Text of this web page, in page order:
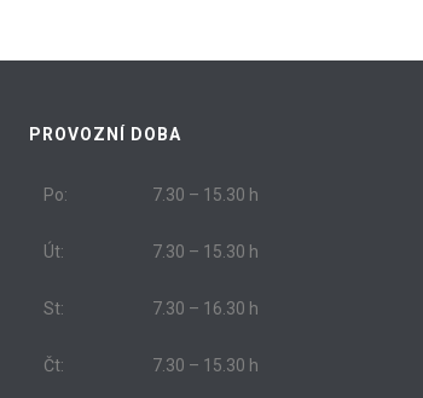
PROVOZNÍ DOBA
Po: 7.30 – 15.30 h
Út: 7.30 – 15.30 h
St: 7.30 – 16.30 h
Čt: 7.30 – 15.30 h